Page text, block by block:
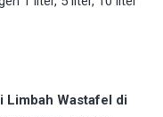
Limbah Wastafel di